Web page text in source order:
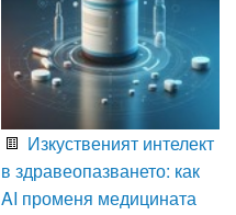
Изкуственият интелект
в здравеопазването: как
AI променя медицината